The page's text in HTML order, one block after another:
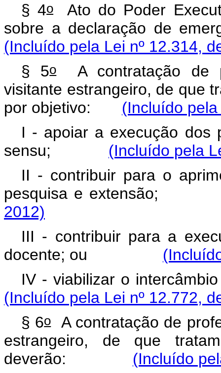
§ 4oAto do Poder
sobre a declaração de
(Incluído pela Lei nº 12.314,
§ 5oA contratação de
visitante estrangeiro, de que
por objetivo: (Incluído
I - apoiar a execução dos
sensu; (Incluído pela
II - contribuir para o
pesquisa e
2012)
III - contribuir para a
docente; ou
IV - viabilizar o
(Incluído pela Lei nº 12.772,
§ 6oA contratação de
estrangeiro, de que
deverão: (Incluído